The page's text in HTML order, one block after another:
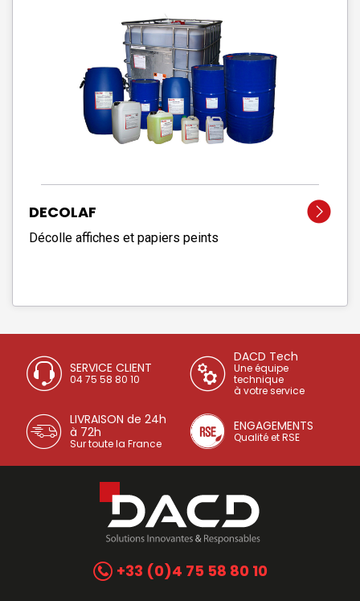
DECOLAF
Décolle affiches et papiers peints
SERVICE CLIENT
04 75 58 80 10
DACD Tech
Une équipe
technique
à votre service
LIVRAISON de 24h
à 72h
Sur toute la France
ENGAGEMENTS
Qualité et RSE
+33 (0)4 75 58 80 10